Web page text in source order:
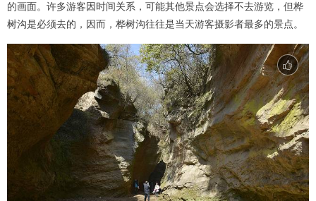
的画面。许多游客因时间关系，可能其他景点会选择不去游览，但桦
树沟是必须去的，因而，桦树沟往往是当天游客摄影者最多的景点。